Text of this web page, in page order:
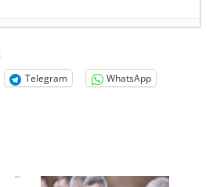
despre
Ucrainei, Volodymyr
- 13 mai 2026
Națiunea
produce efecte. Bustul
Goga, înlăturat din Iași
Telegram
WhatsApp